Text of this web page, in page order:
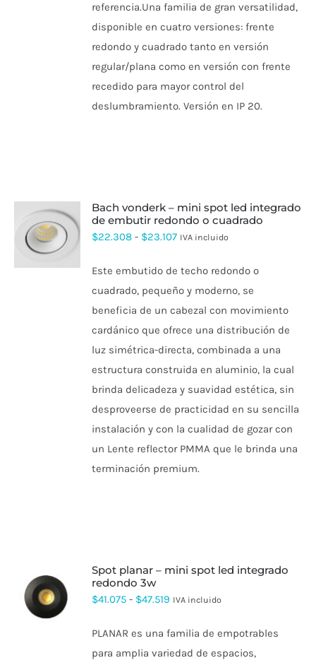
referencia.Una familia de gran versatilidad,
disponible en cuatro versiones: frente
redondo y cuadrado tanto en versión
regular/plana como en versión con frente
recedido para mayor control del
deslumbramiento. Versión en IP 20.
ESTE
PRODUCTO
MÚLTIPLES
VARIANTES.
PRODUCTO
bach vonderk – mini spot led integrado
de embutir redondo o cuadrado
$22.308 - $23.107Rango
precios:
desde
$22.308
hasta
$23.107
IVA incluido
Este embutido de techo redondo o
cuadrado, pequeño y moderno, se
beneficia de un cabezal con movimiento
cardánico que ofrece una distribución de
luz simétrica-directa, combinada a una
estructura construida en aluminio, la cual
brinda delicadeza y suavidad estética, sin
desproveerse de practicidad en su sencilla
instalación y con la cualidad de gozar con
un Lente reflector PMMA que le brinda una
terminación premium.
ESTE
PRODUCTO
MÚLTIPLES
VARIANTES.
spot planar – mini spot led integrado
redondo 3w
$41.075 - $47.519 Rango
precios:
desde
IVA incluido
PLANAR es una familia de empotrables
para amplia variedad de espacios,